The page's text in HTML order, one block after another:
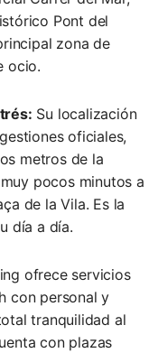
Pont del
zona de
ocio.
Su localización
oficiales,
metros de la
pocos minutos a
de la Vila. Es la
día a día.
ofrece servicios
con personal y
tranquilidad al
con plazas